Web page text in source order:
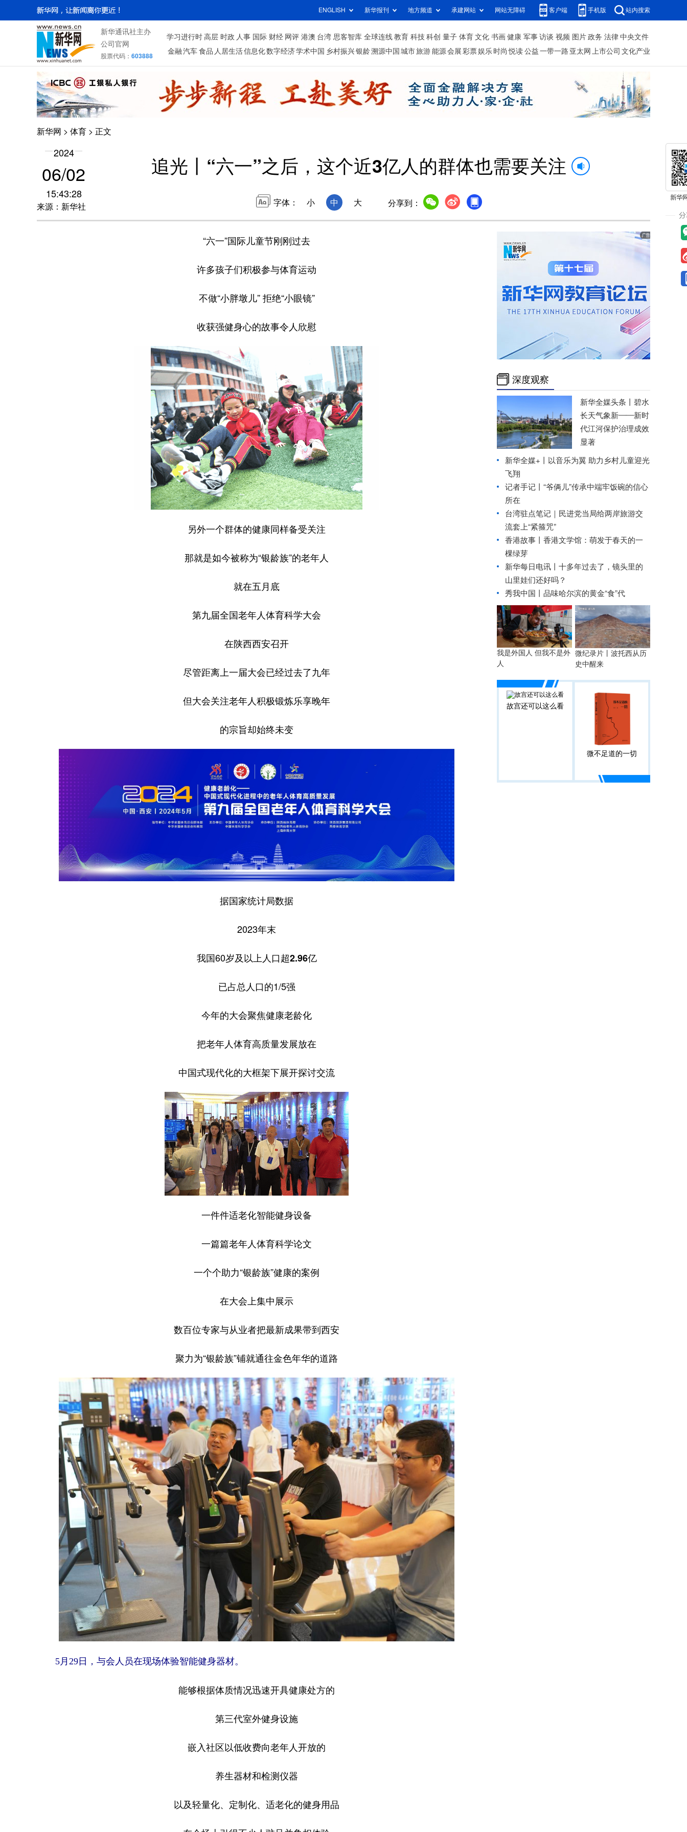
ENGLISH 新华报刊 地方频道 承建网站 网站无障碍 客户端 手机版 站内搜索
新华通讯社主办
公司官网
股票代码： 603888
学习进行时 高层 时政 人事 国际 财经 网评 港澳 台湾 思客智库 全球连线 教育 科技 科创 量子 体育 文化 书画 健康 军事 访谈 视频 图片 政务 法律 中央文件
金融 汽车 食品 人居生活信息化数字经济学术中国 乡村振兴银龄溯源中国 城市旅游 能源 会展 彩票娱乐 时尚 悦读 公益 一带一路 亚太网 上市公司 文化产业
新华网 > 体育 > 正文
2024
06/02
15:43:28
来源：新华社
追光丨“六一”之后，这个近3亿人的群体也需要关注
字体： 小 中 大 分享到：
“六一”国际儿童节刚刚过去
许多孩子们积极参与体育运动
不做“小胖墩儿” 拒绝“小眼镜”
收获强健身心的故事令人欣慰
另外一个群体的健康同样备受关注
那就是如今被称为“银龄族”的老年人
就在五月底
第九届全国老年人体育科学大会
在陕西西安召开
尽管距离上一届大会已经过去了九年
但大会关注老年人积极锻炼乐享晚年
的宗旨却始终未变
据国家统计局数据
2023年末
我国60岁及以上人口 超2.96亿
已占总人口的1/5强
今年的大会聚焦健康老龄化
把老年人体育高质量发展放在
中国式现代化的大框架下展开探讨交流
一件件适老化智能健身设备
一篇篇老年人体育科学论文
一个个助力“银龄族”健康的案例
在大会上集中展示
数百位专家与从业者把最新成果带到西安
聚力为“银龄族”铺就通往金色年华的道路
5月29日，与会人员在现场体验智能健身器材。
能够根据体质情况迅速开具健康处方的
第三代室外健身设施
嵌入社区以低收费向老年人开放的
养生器材和检测仪器
以及轻量化、定制化、适老化的健身用品
深度观察
新华全媒头条丨 碧水
长天气象新——新时
代江河保护治理成效
显著
新华全媒+丨
以音乐为翼 助力乡村儿童迎光
飞翔
记者手记丨“爷俩儿”传承中端牢饭碗的信心
所在
台湾驻点笔记｜
民进党当局给两岸旅游交
流套上“紧箍咒”
香港故事丨 香港文学馆：萌发于春天的一
棵绿芽
新华每日电讯丨 十多年过去了，镜头里的
山里娃们还好吗？
秀我中国丨 品味哈尔滨的黄金“食”代
我是外国人 但我不是外
人
微纪录片丨波托西从历
史中醒来
故宫还可以这么看
微不足道的一切